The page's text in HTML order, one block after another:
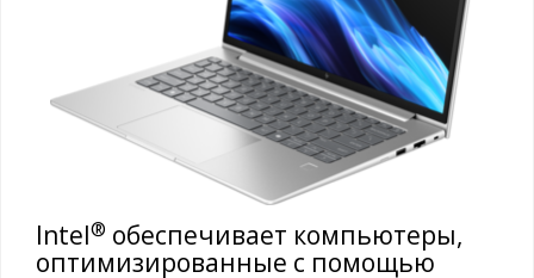
Intel® обеспечивает компьютеры,
оптимизированные с помощью